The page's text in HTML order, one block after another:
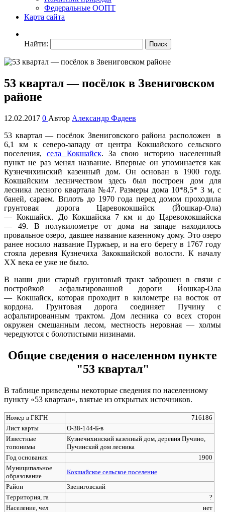
Федеральные ООПТ
Карта сайта
Найти:
53 квартал — посёлок в Звениговском
районе
12.02.2017 0 Автор Александр Фадеев
53 квартал — посёлок Звениговского района расположен в
6,1 км к северо-западу от центра Кокшайского сельского
поселения,села Кокшайск. За свою историю населенный
пункт не раз менял название. Впервые он упоминается как
Кузнечихинский казенный дом. Он основан в 1900 году.
Кокшайским лесничеством здесь был построен дом для
лесника лесного квартала №47. Размеры дома 10*8,5* 3 м, с
баней, сараем. Вплоть до 1970 года перед домом проходила
грунтовая дорога Царевококшайск (Йошкар-Ола)
— Кокшайск. До Кокшайска 7 км и до Царевококшайска
— 49. В полукилометре от дома на западе находилось
провальное озеро, давшее название казенному дому. Это озеро
ранее носило название Пуржъер, и на его берегу в 1767 году
стояла деревня Кузнечиха Закокшайской волости. К началу
XX века ее уже не было.
В наши дни старый грунтовый тракт заброшен в связи с
постройкой асфальтированной дороги Йошкар-Ола
— Кокшайск, которая проходит в километре на восток от
кордона. Грунтовая дорога соединяет Пучину с
асфальтированным трактом. Дом лесника со всех сторон
окружен смешанным лесом, местность неровная — холмы
чередуются с болотистыми низинами.
Общие сведения о населенном пункте
"53 квартал"
В таблице приведены некоторые сведения по населенному
пункту «53 квартал«, взятые из открытых источников.
Номер в ГКГН
716186
Лист карты
O-38-144-Б-в
Известные
топонимы
Кузнечихинский казенный дом, деревня Пучино,
Пучинский дом лесника
Год основания
1900
Муниципальное
образование
Кокшайское сельское поселение
Район
Звениговский
Территория, га
?
Население, чел
нет